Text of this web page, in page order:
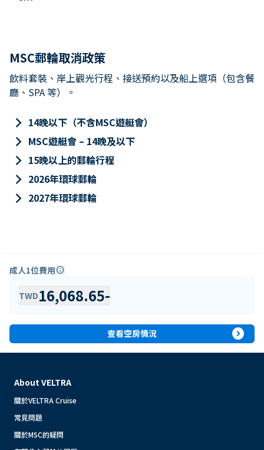
MSC郵輪取消政策
飲料套裝、岸上觀光行程、接送預約以及船上選項（包含餐
廳、SPA 等）。
keyboard_arrow_right 14晚以下（不含MSC遊艇會）
keyboard_arrow_right MSC遊艇會 – 14晚及以下
keyboard_arrow_right 15晚以上的郵輪行程
keyboard_arrow_right 2026年環球郵輪
keyboard_arrow_right 2027年環球郵輪
成人1位費用info
TWD16,068.65-
查看空房情況 expand_circle_right
About VELTRA
關於VELTRA Cruise
常見問題
關於MSC的疑問